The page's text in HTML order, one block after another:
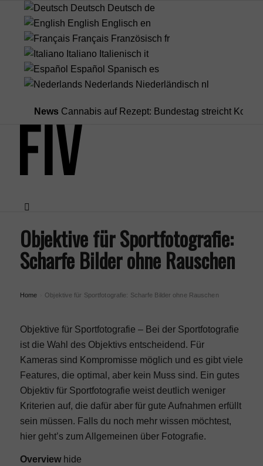
Deutsch Deutsch de
English Englisch en
Français Französisch fr
Italiano Italienisch it
Español Spanisch es
Nederlands Niederländisch nl
News Cannabis auf Rezept: Bundestag streicht
Menü
Objektive für Sportfotografie:
Scharfe Bilder ohne Rauschen
Home Objektive für Sportfotografie: Scharfe Bilder ohne Rauschen
Objektive für Sportfotografie – Bei der Sportfotografie
ist die Wahl des Objektivsentscheidend. Für
Kameras sind Kompromisse möglich und es gibt viele
Features, die optimal, aber kein Muss sind. Ein gutes
Objektiv für Sportfotografie weist deutlich weniger
Kriterien auf, die dafür aber für gute Aufnahmen erfüllt
sein müssen. Falls du noch mehr wissen möchtest,
hier geht’s zum Allgemeinen über Fotografie.
Overview hide